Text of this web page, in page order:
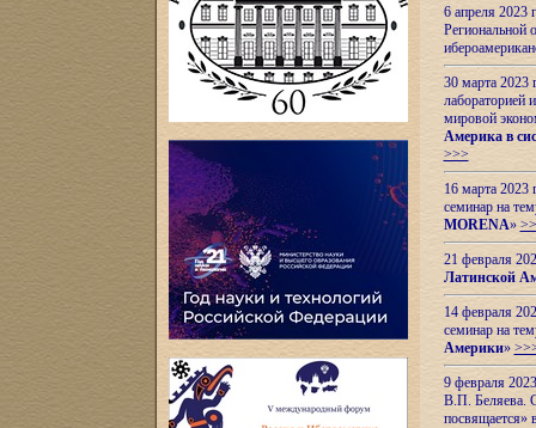
6 апреля
Региональной
30 марта 2023
лабораторией
мировой
Америка в
>>>
16 марта 2023
семинар на
MORENA»
21 февраля
Латинской
14 февраля
семинар на
Америки»
9 февраля
В.П. Беляева.
посвящается»